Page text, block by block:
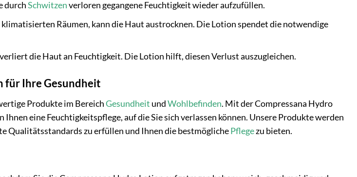
durchSchwitzenverloren gegangene Feuchtigkeit wieder aufzufüllen.
Räumen, kann die Haut austrocknen. Die Lotion spendet die notwendige
die Haut an Feuchtigkeit. Die Lotion hilft, diesen Verlust auszugleichen.
für Ihre Gesundheit
Produkte im BereichGesundheit undWohlbefinden. Mit der Compressana Hydro
eine Feuchtigkeitspflege, auf die Sie sich verlassen können. Unsere Produkte werden
Qualitätsstandards zu erfüllen und Ihnen die bestmöglichePflegezu bieten.